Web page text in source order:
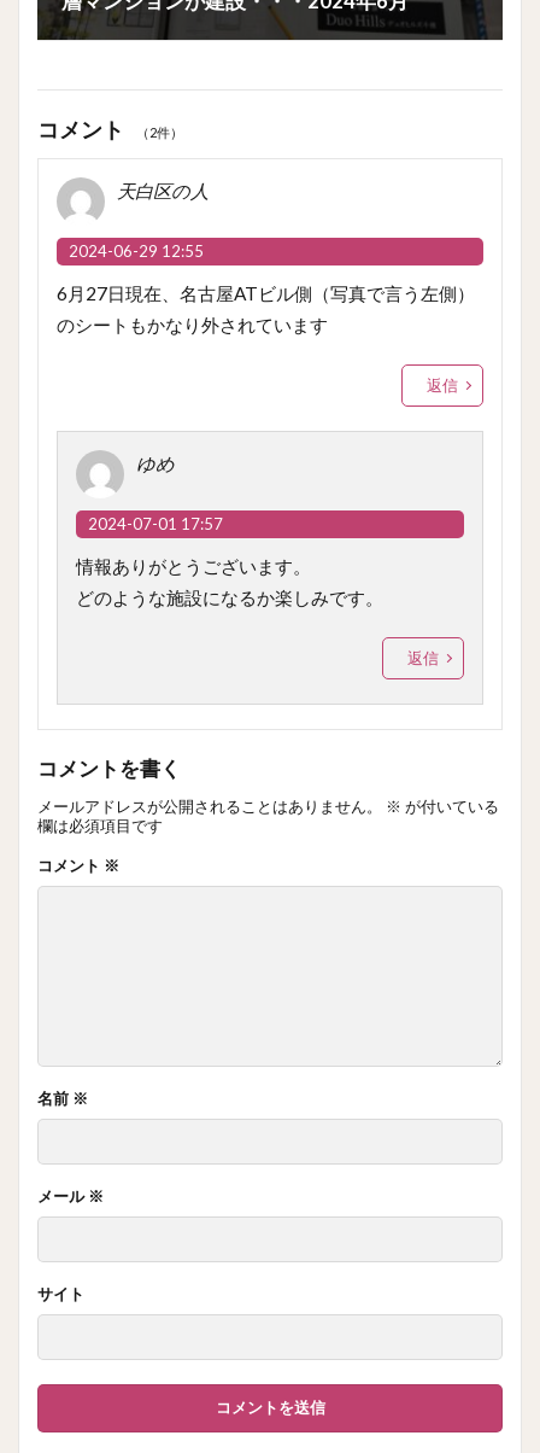
コメント （2件）
天白区の人
2024-06-29 12:55
6月27日現在、名古屋ATビル側（写真で言う左側）
のシートもかなり外されています
返信
ゆめ
2024-07-01 17:57
情報ありがとうございます。
どのような施設になるか楽しみです。
返信
コメントを書く
メールアドレスが公開されることはありません。 ※ が付いている
欄は必須項目です
コメント ※
名前 ※
メール ※
サイト